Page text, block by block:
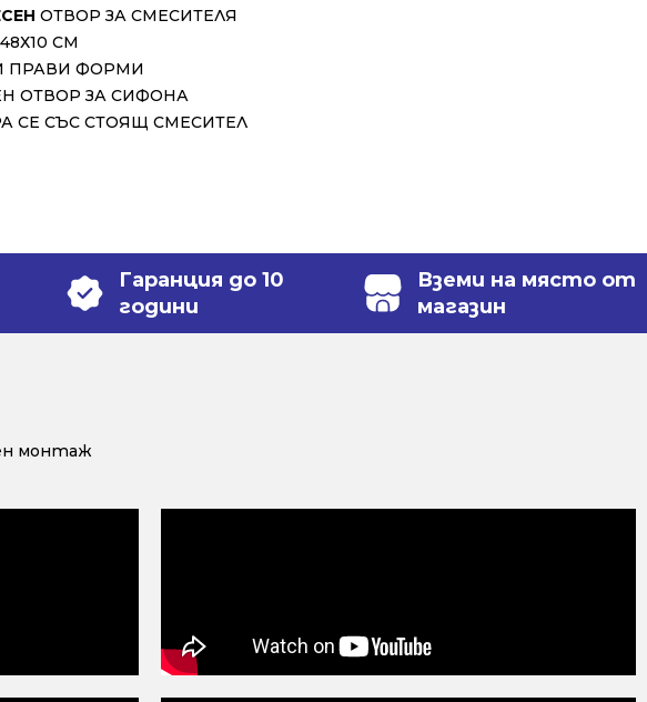
ОТВОР ЗА СМЕСИТЕЛЯ
СМ
ПРАВИ ФОРМИ
ОТВОР ЗА СИФОНА
СЕ СЪС СТОЯЩ СМЕСИТЕЛ
Гаранция до 10
години
Вземи на място от
магазин
монтаж